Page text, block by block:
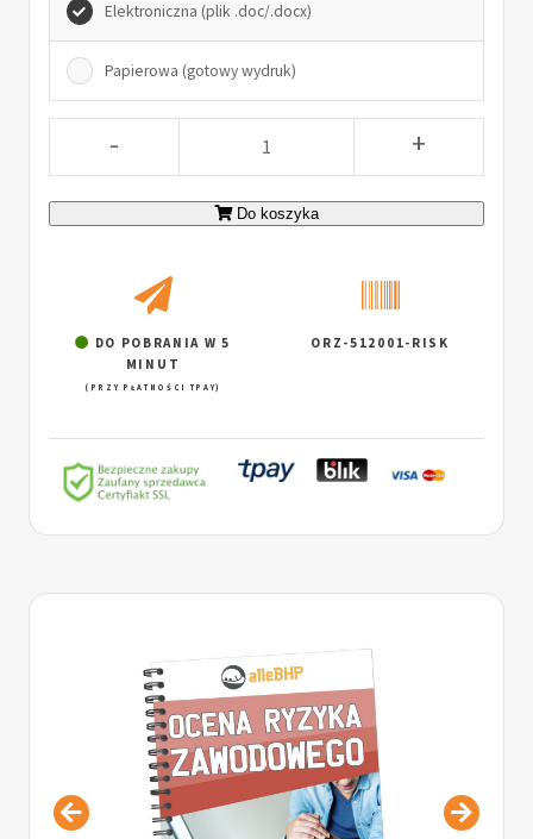
Elektroniczna (plik .doc/.docx)
Papierowa (gotowy wydruk)
- +
Do koszyka
DO POBRANIA W 5
MINUT
(PRZY PŁATNOŚCI TPAY)
ORZ-512001-RISK